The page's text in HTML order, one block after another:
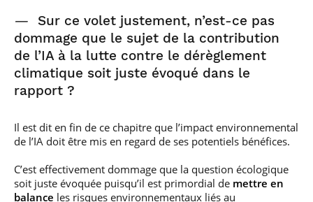
—
Sur ce volet justement, n’est-ce pas
dommage que le sujet de la contribution
de l’IA à la lutte contre le dérèglement
climatique soit juste évoqué dans le
rapport ?
Il est dit en fin de ce chapitre que l’impact environnemental
de l’IA doit être mis en regard de ses potentiels bénéfices.
C’est effectivement dommage que la question écologique
soit juste évoquée puisqu’il est primordial de mettre en
balance les risques environnementaux liés au